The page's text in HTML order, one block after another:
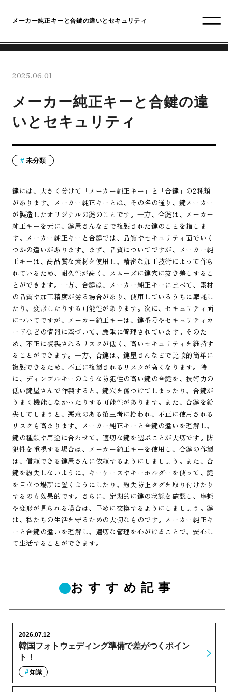
メーカー純正キーと合鍵の違いとセキュリティ
2025.06.01
メーカー純正キーと合鍵の違
いとセキュリティ
未分類
鍵には、大きく分けて「メーカー純正キー」と「合鍵」の2種類
があります。メーカー純正キーとは、その名の通り、鍵メーカー
が製造したオリジナルの鍵のことです。一方、合鍵は、メーカー
純正キーを元に、鍵屋さんなどで複製された鍵のことを指しま
す。メーカー純正キーと合鍵では、品質やセキュリティ面でいく
つかの違いがあります。まず、品質についてですが、メーカー純
正キーは、高品質な素材を使用し、精密な加工技術によって作ら
れているため、耐久性が高く、スムーズに鍵穴に抜き差しするこ
とができます。一方、合鍵は、メーカー純正キーに比べて、素材
の品質や加工精度が劣る場合があり、使用しているうちに摩耗し
たり、変形したりする可能性があります。次に、セキュリティ面
についてですが、メーカー純正キーは、鍵番号やセキュリティカ
ードなどの情報に基づいて、厳重に管理されています。そのた
め、不正に複製されるリスクが低く、高いセキュリティを維持す
ることができます。一方、合鍵は、鍵屋さんなどで比較的簡単に
複製できるため、不正に複製されるリスクが高くなります。特
に、ディンプルキーのような防犯性の高い鍵の合鍵を、技術力の
低い鍵屋さんで作製すると、鍵穴を傷つけてしまったり、合鍵が
うまく機能しなかったりする可能性があります。また、合鍵を紛
失してしまうと、悪意のある第三者に拾われ、不正に使用される
リスクも高まります。メーカー純正キーと合鍵の違いを理解し、
鍵の種類や用途に合わせて、適切な鍵を選ぶことが大切です。防
犯性を重視する場合は、メーカー純正キーを使用し、合鍵の作製
は、信頼できる鍵屋さんに依頼するようにしましょう。また、合
鍵を紛失しないように、キーケースやキーホルダーを使って、鍵
を目立つ場所に置くようにしたり、紛失防止タグを取り付けたり
するのも効果的です。さらに、定期的に鍵の状態を確認し、摩耗
や変形が見られる場合は、早めに交換するようにしましょう。鍵
は、私たちの生活を守るための大切なものです。メーカー純正キ
ーと合鍵の違いを理解し、適切な管理を心がけることで、安心し
て生活することができます。
おすすめ記事
韓国フォトウェディング準備で差がつくポイン
ト！
2026.07.12
知識